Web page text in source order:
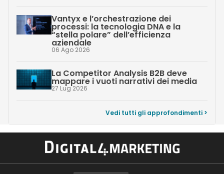
Vantyx e l’orchestrazione dei
processi: la tecnologia DNA e la
“stella polare” dell’efficienza
aziendale
06 Ago 2026
La Competitor Analysis B2B deve
mappare i vuoti narrativi dei media
27 Lug 2026
Vedi tutti gli approfondimenti >